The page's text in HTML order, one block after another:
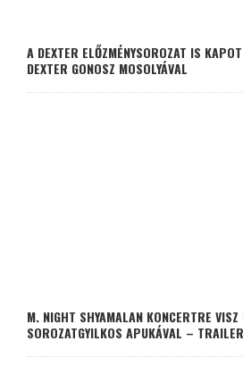
A DEXTER ELŐZMÉNYSOROZAT IS
DEXTER GONOSZ MOSOLYÁVAL
M. NIGHT SHYAMALAN KONCERTRE VISZ
SOROZATGYILKOS APUKÁVAL – TRAILER